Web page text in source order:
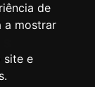
de
a mostrar
site e